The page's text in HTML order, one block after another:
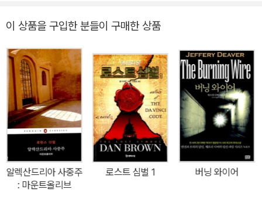
으로 등장한 댄스는 주연을 능가하는 매력을 선보여 ‘캐트린 댄스’ 시
리즈를 만들어달라는 독자 요청을 불러일으켰고, 이윽고 새로운 주인
공으로 등극한다. 《잠자는 인형》과 《도로변 십자가》 《XO》까지 시리
즈를 거치며 활약해온 캐트린 댄스는 《고독한 강》에서 스너프 필름
제작자와 맞붙는다. 군중을 고립시키고 공포심을 불어넣어 서로 죽이
게 하는 독특한 살인 방식, 타인의 불행을 관음하는 변태적 심리, 참사
현장 영상을 유통하는 다크웹 플랫폼 등 오늘을 관통하는 주제를 다
룬 《고독한 강》은 ‘제프리 디버 스릴러의 정점’이라는 찬사를 받았다.
컨 라임 시리즈로 유명한 제프리 디버의 스탠드얼론 작품인 《블루 노
웨어》가 출간된 것은 지난 2001년, 인류가 설렘과 두려움을 동시에
품은 채 뉴 밀레니엄을 맞은 해이다. 패러다임의 대변혁이 예상된 당
시, Y2K, 즉 컴퓨터 대란은 최대 화두였다. 그 21세기의 출발선에서
디버는 테크놀로지가 가져다줄 공포에 대한 경고와 동시에 희망의 메
시지를 최고의 스릴러 작가인 그만의 방식으로 엮어 놓았다. 이른바
‘테크노스릴러’라는 새로운 형식의 스릴러인 것이다. 그리고 이 책은
나오자마자 뉴욕 타임스 베스트셀러에 오르며 평단으로부터의 찬사
와 대중의 인기를 동시에 거머쥐게 된다. 아무리 컴퓨터에 관심 없는
독자들이라도 이 작품에는 열광하게 될 것이다. 재미와 스릴, 교훈을
이 상품을 구입한 분들이 구매한 상품
알렉산드리아 사중주
: 마운트올리브
로스트 심벌 1 버닝 와이어